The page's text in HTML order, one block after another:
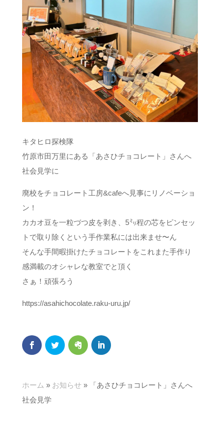
キタヒロ探検隊
竹原市田万里にある「あさひチョコレート」さんへ
社会見学に
廃校をチョコレート工房&cafeへ見事にリノベーショ
ン！
カカオ豆を一粒づつ皮を剥き、5㍉程の芯をピンセッ
トで取り除くという手作業私には出来ませ〜ん
そんな手間暇掛けたチョコレートをこれまた手作り
感満載のオシャレな教室で️と頂く
さぁ！頑張ろう
https://asahichocolate.raku-uru.jp/
ホーム » お知らせ »
「あさひチョコレート」さんへ
社会見学